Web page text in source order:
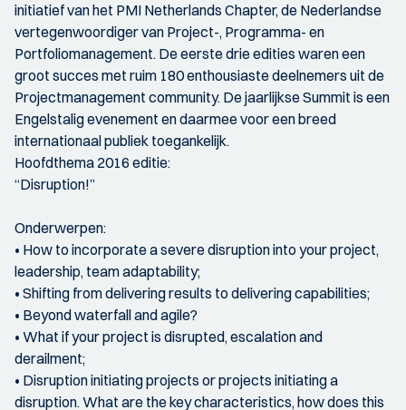
initiatief van het PMI Netherlands Chapter, de Nederlandse
vertegenwoordiger van Project-, Programma- en
Portfoliomanagement. De eerste drie edities waren een
groot succes met ruim 180 enthousiaste deelnemers uit de
Projectmanagement community. De jaarlijkse Summit is een
Engelstalig evenement en daarmee voor een breed
internationaal publiek toegankelijk.
Hoofdthema 2016 editie:
“Disruption!”
Onderwerpen:
• How to incorporate a severe disruption into your project,
leadership, team adaptability;
• Shifting from delivering results to delivering capabilities;
• Beyond waterfall and agile?
• What if your project is disrupted, escalation and
derailment;
• Disruption initiating projects or projects initiating a
disruption. What are the key characteristics, how does this